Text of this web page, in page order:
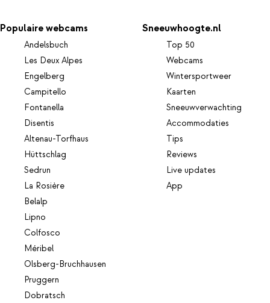
Populaire webcams
Andelsbuch
Les Deux Alpes
Engelberg
Campitello
Fontanella
Disentis
Altenau-Torfhaus
Hüttschlag
Sedrun
La Rosière
Belalp
Lipno
Colfosco
Méribel
Olsberg-Bruchhausen
Pruggern
Dobratsch
Sneeuwhoogte.nl
Top 50
Webcams
Wintersportweer
Kaarten
Sneeuwverwachting
Accommodaties
Tips
Reviews
Live updates
App